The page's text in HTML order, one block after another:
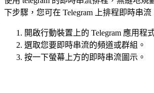
下步驟，您可在 Telegram 上排程即時串流
開啟行動裝置上的 Telegram 應用程
選取您要即時串流的頻道或群組。
按一下螢幕上方的即時串流圖示。